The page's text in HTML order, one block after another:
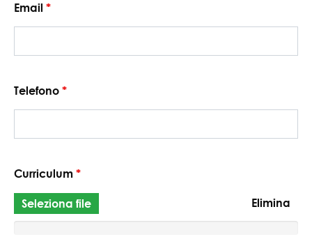
Email *
Telefono *
Curriculum *
Seleziona file Elimina